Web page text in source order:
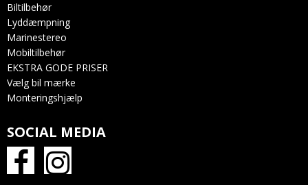
Biltilbehør
Lyddæmpning
Marinestereo
Mobiltilbehør
EKSTRA GODE PRISER
Vælg bil mærke
Monteringshjælp
SOCIAL MEDIA